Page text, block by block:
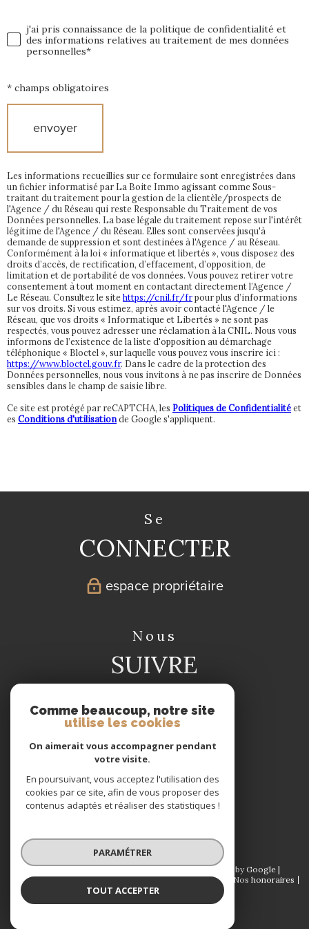
D
O
N
É
E
S
Validation
j'ai pris connaissance de la politique de confidentialité et
des informations relatives au traitement de mes données
personnelles*
* champs obligatoires
envoyer
Les informations recueillies sur ce formulaire sont enregistrées dans
un fichier informatisé par La Boite Immo agissant comme Sous-
traitant du traitement pour la gestion de la clientèle/prospects de
l'Agence / du Réseau qui reste Responsable du Traitement de vos
Données personnelles. La base légale du traitement repose sur l'intérêt
légitime de l'Agence / du Réseau. Elles sont conservées jusqu'à
demande de suppression et sont destinées à l'Agence / au Réseau.
Conformément à la loi « informatique et libertés », vous disposez des
droits d’accès, de rectification, d’effacement, d’opposition, de
limitation et de portabilité de vos données. Vous pouvez retirer votre
consentement à tout moment en contactant directement l’Agence /
Le Réseau. Consultez le sitehttps://cnil.fr/frpour plus d’informations
sur vos droits. Si vous estimez, après avoir contacté l'Agence / le
Réseau, que vos droits « Informatique et Libertés » ne sont pas
respectés, vous pouvez adresser une réclamation à la CNIL. Nous vous
informons de l’existence de la liste d'opposition au démarchage
téléphonique « Bloctel », sur laquelle vous pouvez vous inscrire ici :
https://www.bloctel.gouv.fr. Dans le cadre de la protection des
Données personnelles, nous vous invitons à ne pas inscrire de Données
sensibles dans le champ de saisie libre.
Ce site est protégé par reCAPTCHA, les Politiques de Confidentialitéet
es Conditions d'utilisationde Google s'appliquent.
se
CONNECTER
espace propriétaire
nous
SUIVRE
nous
ADHÉRONS
© 2026 | Tous droits réservés | Traduction powered by Google |
Plan du site
Mentions légales Admin Partenaires
Nos honoraires
Politique RGPD
Comme beaucoup, notre site
utilise les cookies
On aimerait vous accompagner pendant
votre visite.
En poursuivant, vous acceptez l'utilisation des
cookies par ce site, afin de vous proposer des
contenus adaptés et réaliser des statistiques !
PARAMÉTRER
TOUT ACCEPTER